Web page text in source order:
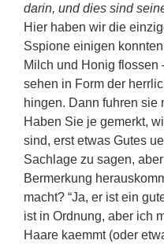
darin, und dies sind
Hier haben wir die
Sspione einigen
Milch und Honig flossen
sehen in Form der
hingen. Dann fuhren sie
Haben Sie je gemerkt,
sind, erst etwas Gutes
Sachlage zu sagen,
Bermerkung
macht? “Ja, er ist ein
ist in Ordnung, aber ich
Haare kaemmt (oder